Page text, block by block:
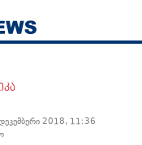
2018, 11:36